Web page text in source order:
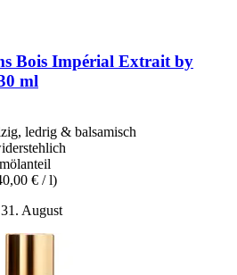
Bois Impérial Extrait by
ml
ledrig & balsamisch
€ / l)
August